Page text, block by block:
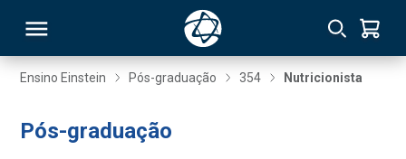
Ensino Einstein Pós-graduação 354 Nutricionista
Pós-graduação